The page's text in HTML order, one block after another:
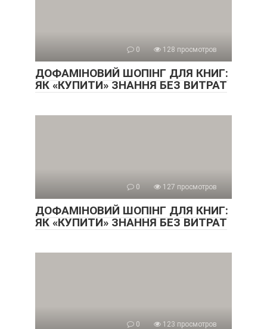
0 128 просмотров
ДОФАМІНОВИЙ ШОПІНГ ДЛЯ КНИГ:
ЯК «КУПИТИ» ЗНАННЯ БЕЗ ВИТРАТ
0 127 просмотров
ДОФАМІНОВИЙ ШОПІНГ ДЛЯ КНИГ:
ЯК «КУПИТИ» ЗНАННЯ БЕЗ ВИТРАТ
0 123 просмотров